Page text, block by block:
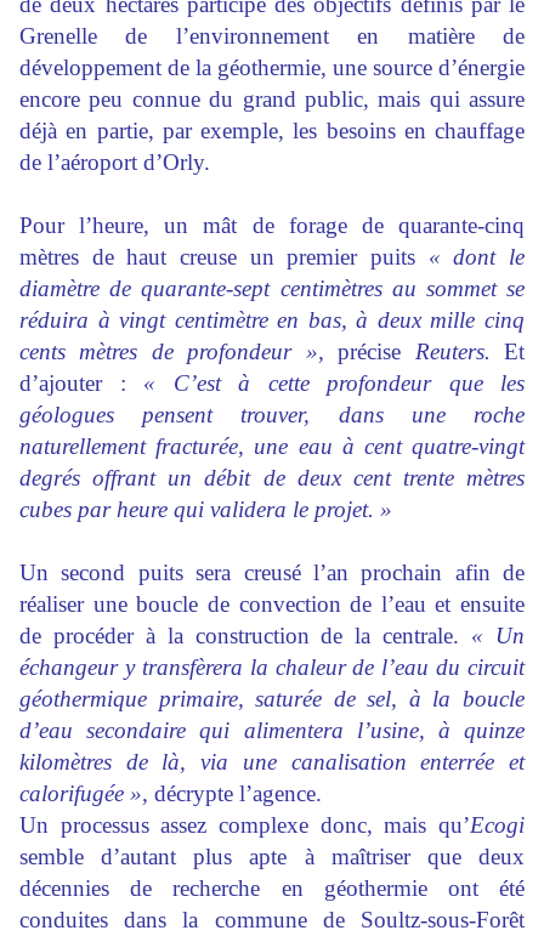
Grenelle de l’environnement en matière de
développement de la géothermie, une source d’énergie
encore peu connue du grand public, mais qui assure
déjà en partie, par exemple, les besoins en chauffage
de l’aéroport d’Orly.
Pour l’heure, un mât de forage de quarante-cinq
mètres de haut creuse un premier puits « dont le
diamètre de quarante-sept centimètres au sommet se
réduira à vingt centimètre en bas, à deux mille cinq
cents mètres de profondeur », précise Reuters. Et
d’ajouter : « C’est à cette profondeur que les
géologues pensent trouver, dans une roche
naturellement fracturée, une eau à cent quatre-vingt
degrés offrant un débit de deux cent trente mètres
cubes par heure qui validera le projet. »
Un second puits sera creusé l’an prochain afin de
réaliser une boucle de convection de l’eau et ensuite
de procéder à la construction de la centrale. « Un
échangeur y transfèrera la chaleur de l’eau du circuit
géothermique primaire, saturée de sel, à la boucle
d’eau secondaire qui alimentera l’usine, à quinze
kilomètres de là, via une canalisation enterrée et
calorifugée », décrypte l’agence.
Un processus assez complexe donc, mais qu’Ecogi
semble d’autant plus apte à maîtriser que deux
décennies de recherche en géothermie ont été
conduites dans la commune de Soultz-sous-Forêt